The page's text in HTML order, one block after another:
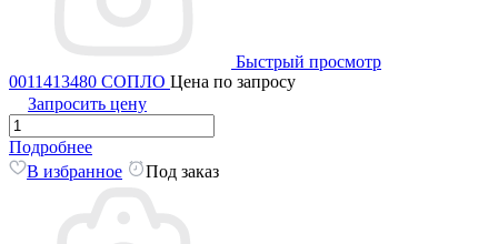
Быстрый просмотр
0011413480 СОПЛО Цена по запросу
Запросить цену
Подробнее
В избранное
Под заказ